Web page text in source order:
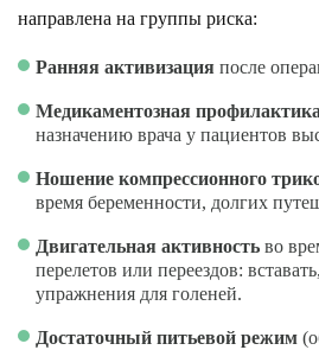
направлена на группы риска:
Ранняя активизация после
Медикаментозная профилактика
назначению врача у пациентов
Ношение компрессионного
время беременности, долгих
Двигательная активность во
перелетов или переездов:
упражнения для голеней.
Достаточный питьевой режим